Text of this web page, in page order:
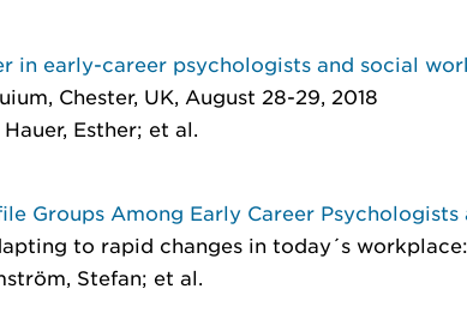
in early-career psychologists and social
Chester, UK, August 28-29, 2018
Esther; et al.
Groups Among Early Career
to rapid changes in today´s
Stefan; et al.